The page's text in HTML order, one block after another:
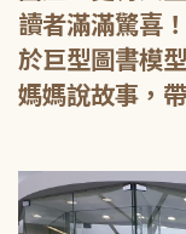
讀者滿滿驚喜
於巨型圖書模
媽媽說故事，